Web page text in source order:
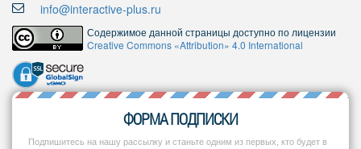
info@interactive-plus.ru
Содержимое данной страницы доступно по лицензии
Creative Commons «Attribution» 4.0 International
ФОРМА ПОДПИСКИ
Подпишитесь на нашу рассылку и станьте одним из первых, кто будет в